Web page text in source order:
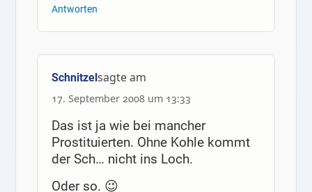
Antworten
Schnitzelsagte am
17. September 2008 um 13:33
Das ist ja wie bei mancher
Prostituierten. Ohne Kohle kommt
der Sch… nicht ins Loch.
Oder so. 😉